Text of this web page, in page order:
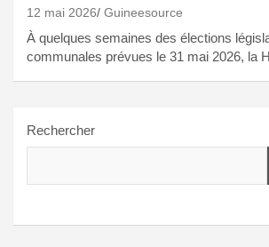
12 mai 2026 Guineesource
À quelques semaines des élections
communales prévues le 31 mai 2026, la
Rechercher